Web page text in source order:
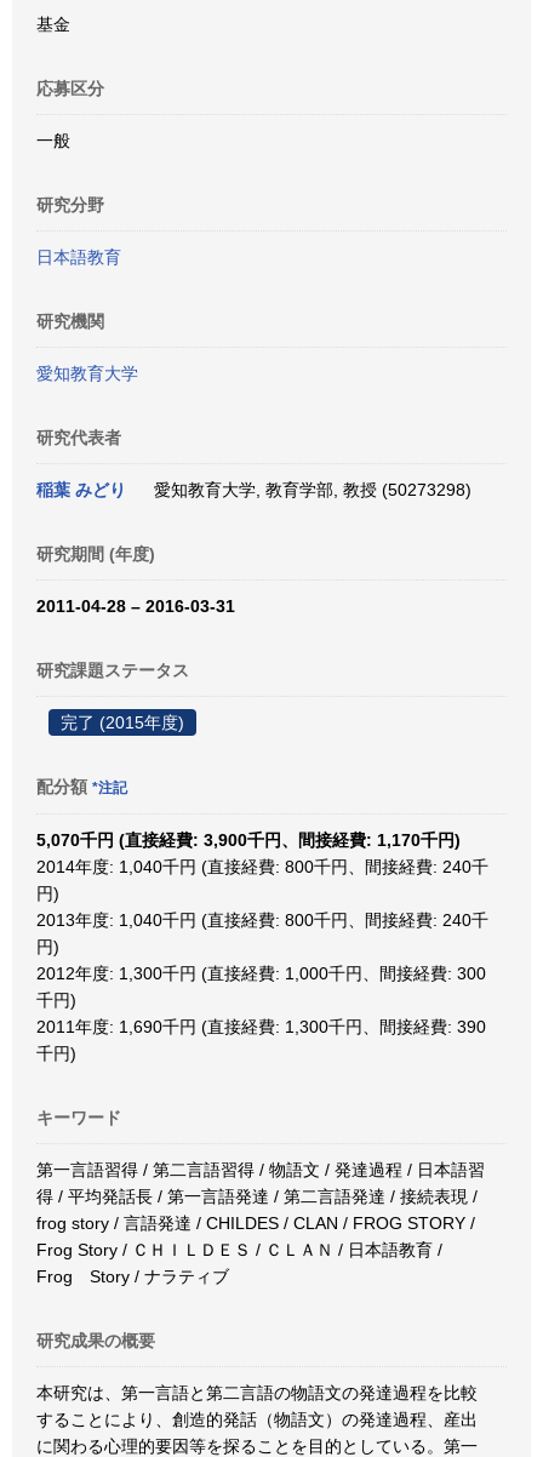
基金
応募区分
一般
研究分野
日本語教育
研究機関
愛知教育大学
研究代表者
稲葉 みどり 愛知教育大学, 教育学部, 教授 (50273298)
研究期間 (年度)
2011-04-28 – 2016-03-31
研究課題ステータス
完了 (2015年度)
配分額 *注記
5,070千円 (直接経費: 3,900千円、間接経費: 1,170千円)
2014年度: 1,040千円 (直接経費: 800千円、間接経費: 240千
円)
2013年度: 1,040千円 (直接経費: 800千円、間接経費: 240千
円)
2012年度: 1,300千円 (直接経費: 1,000千円、間接経費: 300
千円)
2011年度: 1,690千円 (直接経費: 1,300千円、間接経費: 390
千円)
キーワード
第一言語習得 / 第二言語習得 / 物語文 / 発達過程 / 日本語習
得 / 平均発話長 / 第一言語発達 / 第二言語発達 / 接続表現 /
frog story / 言語発達 / CHILDES / CLAN / FROG STORY /
Frog Story / ＣＨＩＬＤＥＳ / ＣＬＡＮ / 日本語教育 /
Frog Story / ナラティブ
研究成果の概要
本研究は、第一言語と第二言語の物語文の発達過程を比較
することにより、創造的発話（物語文）の発達過程、産出
に関わる心理的要因等を探ることを目的としている。第一